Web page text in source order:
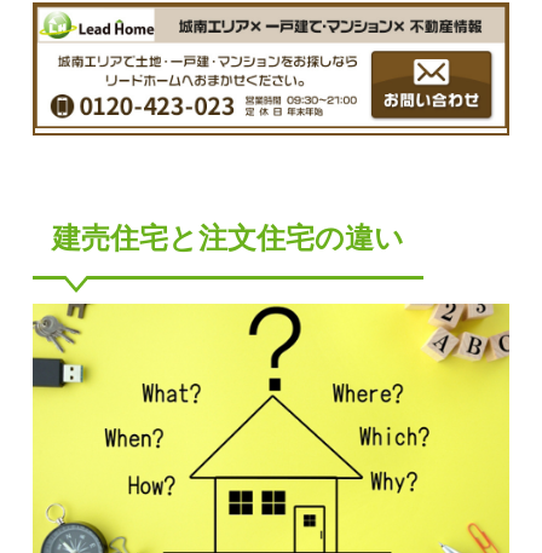
建売住宅と注文住宅の違い